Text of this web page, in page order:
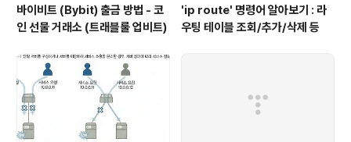
바이비트 (Bybit) 출금 방법 - 코
인 선물 거래소 (트래블룰 업비트)
'ip route' 명령어 알아보기 : 라
우팅 테이블 조회/추가/삭제 등